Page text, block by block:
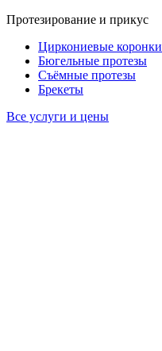
Протезирование и прикус
Циркониевые коронки
Бюгельные протезы
Съёмные протезы
Брекеты
Все услуги и цены